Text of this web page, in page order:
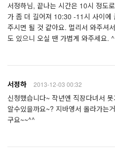
서정하님, 끝나는 시간은 10시 정도
가 좀 더 길어져 10:30 -11시 사이에
주시면 될 것 같아요. 멀리서 와주셔
도 있으니 오실 땐 가볍게 와주세요.
서정하 2013-12-03 00:32
신청했습니다~ 작년엔 직장다녀서
알수있을까요~? 지바엥서 올라가는
구요~~^^